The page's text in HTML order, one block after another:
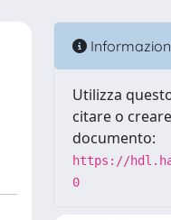
Utilizza
citare o
documento:
https://
0